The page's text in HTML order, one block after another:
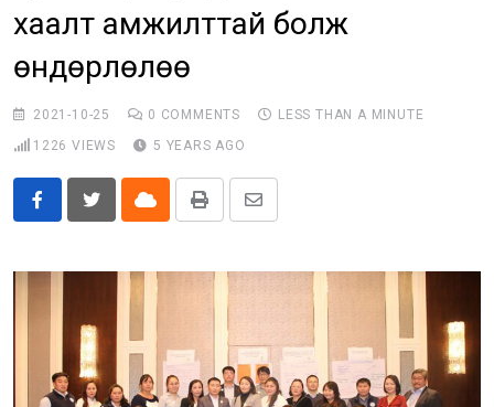
хаалт амжилттай болж
өндөрлөлөө
2021-10-25 0 COMMENTS
LESS THAN A MINUTE
1226 VIEWS 5 YEARS AGO
Cloud Print
Share
Email